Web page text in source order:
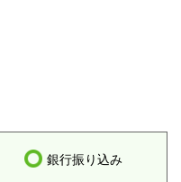
銀行振り込み